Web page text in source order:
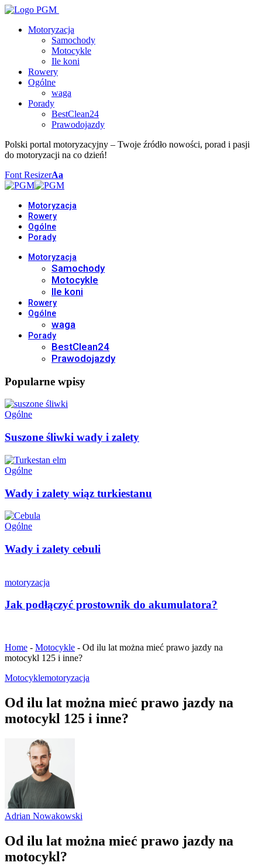
Motoryzacja
Samochody
Motocykle
Ile koni
Rowery
Ogólne
waga
Porady
BestClean24
Prawodojazdy
Polski portal motoryzacyjny – Twoje źródło nowości, porad i pasji
do motoryzacji na co dzień!
Font ResizerAa
Motoryzacja
Rowery
Ogólne
Porady
Motoryzacja
Samochody
Motocykle
Ile koni
Rowery
Ogólne
waga
Porady
BestClean24
Prawodojazdy
Popularne wpisy
Ogólne
Suszone śliwki wady i zalety
Ogólne
Wady i zalety wiąz turkiestanu
Ogólne
Wady i zalety cebuli
motoryzacja
Jak podłączyć prostownik do akumulatora?
Home - Motocykle - Od ilu lat można mieć prawo jazdy na
motocykl 125 i inne?
Motocyklemotoryzacja
Od ilu lat można mieć prawo jazdy na
motocykl 125 i inne?
Adrian Nowakowski
Od ilu lat można mieć prawo jazdy na
motocykl?